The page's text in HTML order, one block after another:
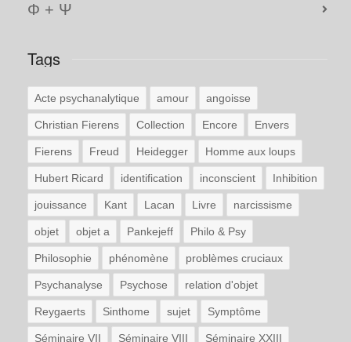
Φ + Ψ
Tags
Acte psychanalytique amour angoisse
Christian Fierens Collection Encore Envers
Fierens Freud Heidegger Homme aux loups
Hubert Ricard identification inconscient Inhibition
jouissance Kant Lacan Livre narcissisme
objet objet a Pankejeff Philo & Psy
Philosophie phénomène problèmes cruciaux
Psychanalyse Psychose relation d'objet
Reygaerts Sinthome sujet Symptôme
Séminaire VII Séminaire VIII Séminaire XXIII